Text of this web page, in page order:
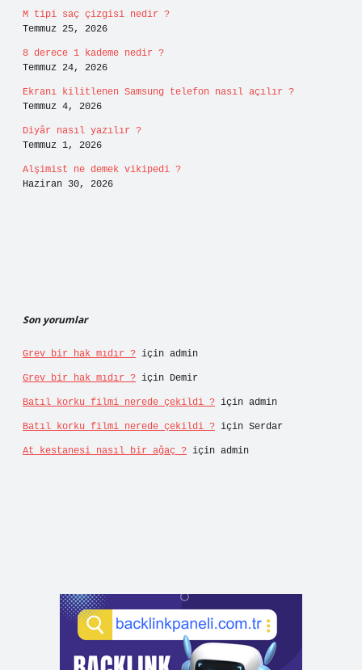
M tipi saç çizgisi nedir ?
Temmuz 25, 2026
8 derece 1 kademe nedir ?
Temmuz 24, 2026
Ekranı kilitlenen Samsung telefon nasıl açılır ?
Temmuz 4, 2026
Diyâr nasıl yazılır ?
Temmuz 1, 2026
Alşimist ne demek vikipedi ?
Haziran 30, 2026
Son yorumlar
Grev bir hak mıdır ? için admin
Grev bir hak mıdır ? için Demir
Batıl korku filmi nerede çekildi ? için admin
Batıl korku filmi nerede çekildi ? için Serdar
At kestanesi nasıl bir ağaç ? için admin